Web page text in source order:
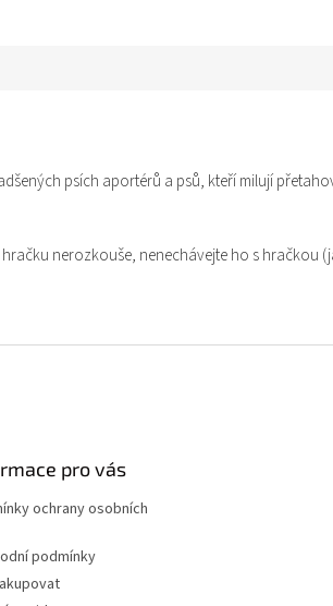
psích aportérů a psů, kteří milují
hračku nerozkouše, nenechávejte ho s hračkou
pro vás
ochrany osobních
podmínky